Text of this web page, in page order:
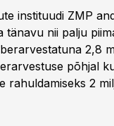
instituudi ZMP
tänavu nii palju
2,8
põhjal
rahuldamiseks 2